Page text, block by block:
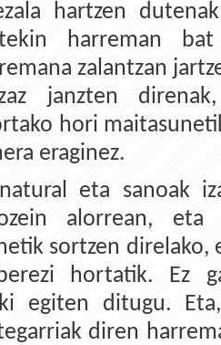
hartzen
harreman
zalantzan
janzten
hori
eraginez.
eta sanoak
alorrean,
sortzen direlako,
hortatik. Ez
egiten ditugu.
diren